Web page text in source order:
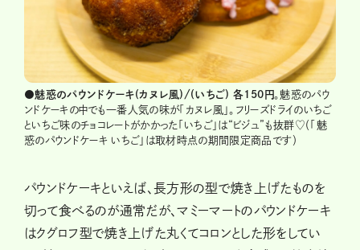
●魅惑のパウンドケーキ(カヌレ風)/(いちご) 各150円。魅惑のパウ
ンドケーキの中でも一番人気の味が「カヌレ風」。フリーズドライのいちご
といちご味のチョコレートがかかった「いちご」は“ビジュ”も抜群♡（「魅
惑のパウンドケーキ いちご」は取材時点の期間限定商品です）
パウンドケーキといえば、長方形の型で焼き上げたものを
切って食べるのが通常だが、マミーマートのパウンドケーキ
はクグロフ型で焼き上げた丸くてコロンとした形をしてい